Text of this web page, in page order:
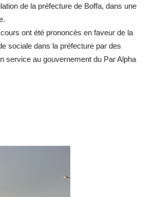
de la préfecture de Boffa, dans une
ont été prononcés en faveur de la
sociale dans la préfecture par des
service au gouvernement du Par Alpha